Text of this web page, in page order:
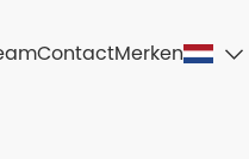
ContactMerken